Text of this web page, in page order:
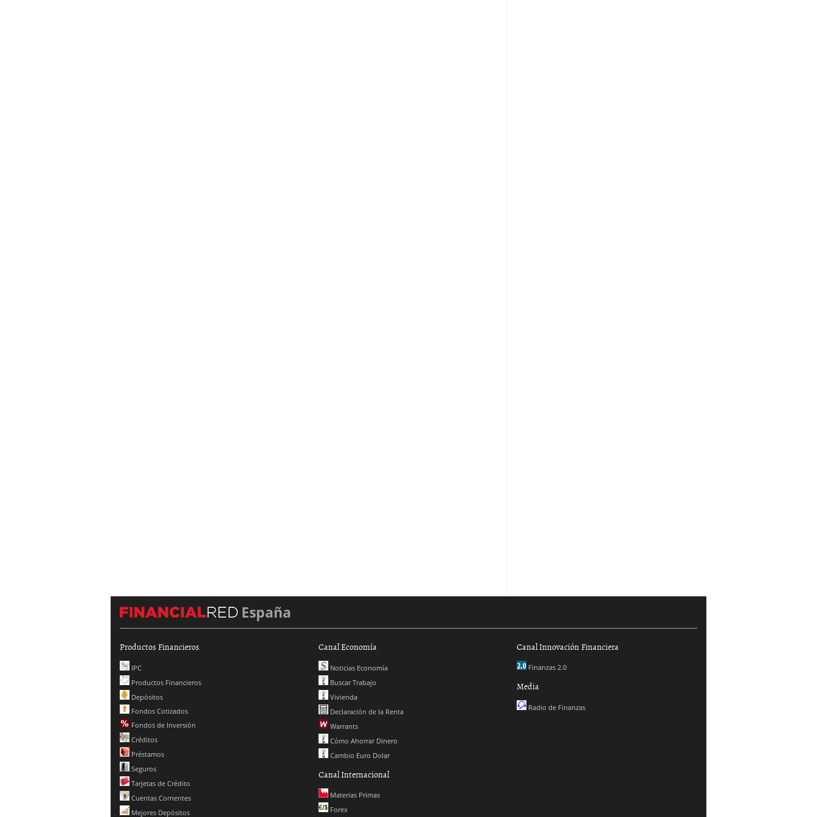
España
Productos Financieros
IPC
Productos Financieros
Depósitos
Fondos Cotizados
Fondos de Inversión
Créditos
Préstamos
Seguros
Tarjetas de Crédito
Cuentas Corrientes
Mejores Depósitos
Canal Economía
Noticias Economía
Buscar Trabajo
Vivienda
Declaración de la Renta
Warrants
Cómo Ahorrar Dinero
Cambio Euro Dolar
Canal Internacional
Materias Primas
Forex
Canal Innovación Financiera
Finanzas 2.0
Media
Radio de Finanzas